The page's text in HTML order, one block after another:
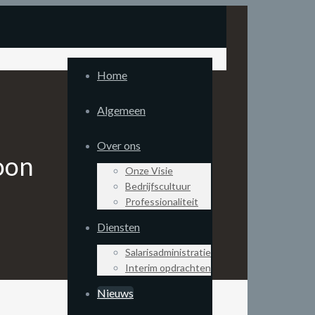
Home
Algemeen
Over ons
Onze Visie
Bedrijfscultuur
Professionaliteit
Diensten
Salarisadministratie
Interim opdrachten
Nieuws